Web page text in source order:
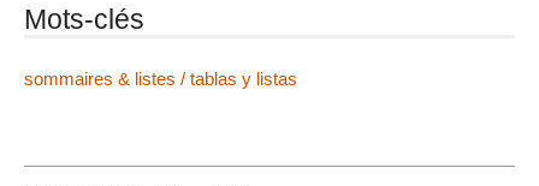
Mots-clés
sommaires & listes / tablas y listas